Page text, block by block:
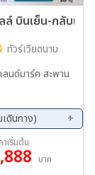
ล์ บินเย็น-กลับเย็
ทัวร์เวียดนาม
ลนด์มาร์ค สะพาน
ดินทาง)
ต.ค. 69
ต.ค. 69
ต.ค. 69
าเริ่มต้น
บาท